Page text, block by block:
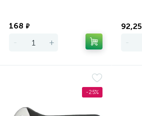
168 ₽
- +
92,25
-
-25%